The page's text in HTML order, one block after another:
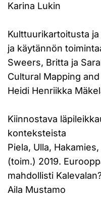
Karina Lukin
Kulttuurikartoitusta
ja käytännön
Sweers, Britta ja
Cultural Mapping
Heidi Henriikka
Kiinnostava
konteksteista
Piela, Ulla,
(toim.) 2019.
mahdollisti
Aila Mustamo